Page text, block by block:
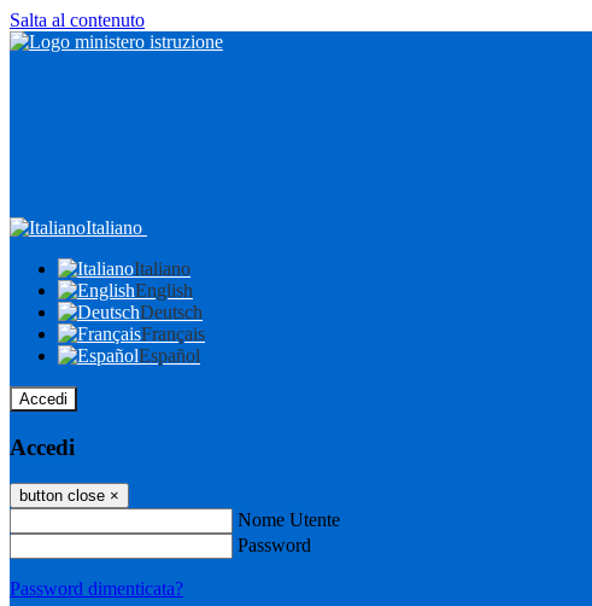
Salta al contenuto
Italiano
Italiano
English
Deutsch
Français
Español
Accedi
Accedi
button close ×
Nome Utente
Password
Password dimenticata?